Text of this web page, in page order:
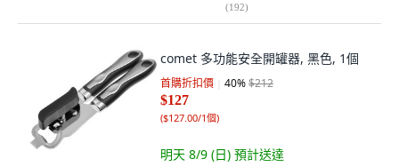
(192)
comet 多功能安全開罐器, 黑色, 1個
首購折扣價 40%$212
$127
($127.00/1個)
明天 8/9 (日) 預計送達